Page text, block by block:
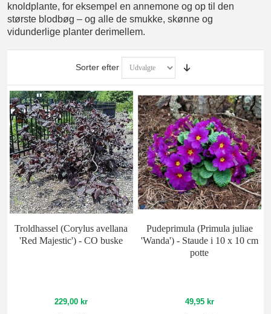
knoldplante, for eksempel en annemone og op til den
største blodbøg – og alle de smukke, skønne og
vidunderlige planter derimellem.
Sorter efter
Troldhassel (Corylus avellana
'Red Majestic') - CO buske
229,00 kr
Pudeprimula (Primula juliae
'Wanda') - Staude i 10 x 10 cm
potte
49,95 kr